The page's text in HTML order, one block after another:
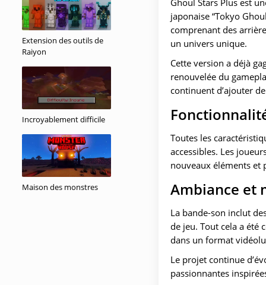
Extension des outils de
Raiyon
Incroyablement difficile
Maison des monstres
Ghoul Stars Plus est
japonaise “Tokyo
comprenant des
un univers unique.
Cette version a déjà
renouvelée du
continuent d’ajouter
Toutes les
accessibles. Les
nouveaux éléments et
Ambiance et
La bande-son inclut
de jeu. Tout cela a été
dans un format
Le projet continue
passionnantes